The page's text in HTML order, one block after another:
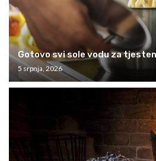
Gotovo svi sole vodu za
5 srpnja, 2026